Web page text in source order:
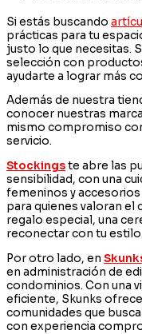
Si estás buscando
prácticas para tu
justo lo que necesitas.
selección con
ayudarte a lograr más
Además de nuestra
conocer nuestras
mismo compromiso
servicio.
Stockingste abre las
sensibilidad, con una
femeninos y accesorios
para quienes valoran el
regalo especial, una
reconectar con tu estilo.
Por otro lado, en
en administración de
condominios. Con una
eficiente, Skunks
comunidades que
con experiencia